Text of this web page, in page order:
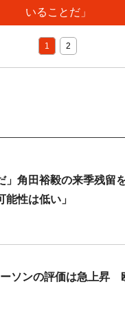
いることだ」
1 2
」角田裕毅の来季残
性は低い」
ソンの評価は急上昇